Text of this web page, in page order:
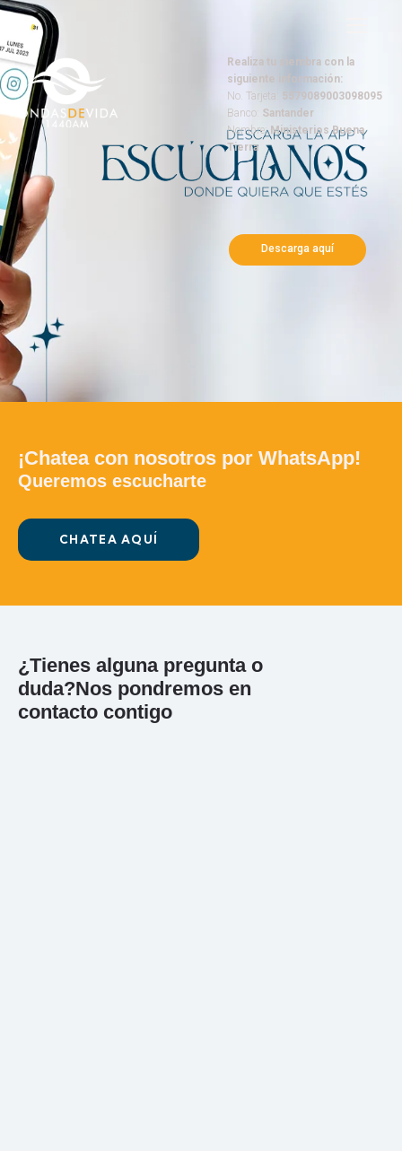
Realiza tu siembra con la
siguiente información:
No. Tarjeta:
5579089003098095
Banco: Santander
Nombre: Ministerios Buena
Tierra
Descarga aquí
¡Chatea con nosotros por WhatsApp!
Queremos escucharte
CHATEA AQUÍ
¿Tienes alguna pregunta o
duda?Nos pondremos en
contacto contigo